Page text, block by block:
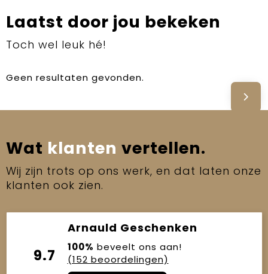
Laatst door jou bekeken
Toch wel leuk hé!
Geen resultaten gevonden.
Wat klanten vertellen.
Wij zijn trots op ons werk, en dat laten onze
klanten ook zien.
9.7
Arnauld Geschenken
100% beveelt ons aan!
(152 beoordelingen)